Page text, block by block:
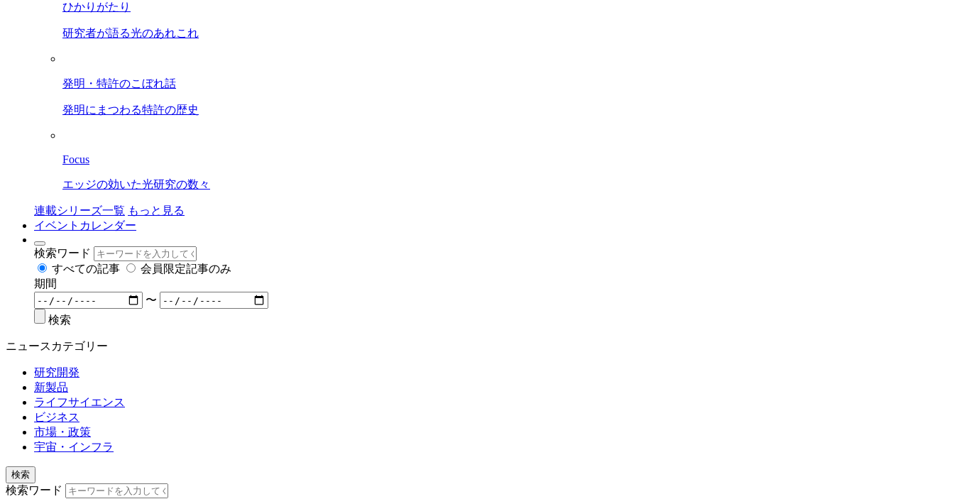
ひかりがたり
研究者が語る光のあれこれ
発明・特許のこぼれ話
発明にまつわる特許の歴史
Focus
エッジの効いた光研究の数々
連載シリーズ一覧 もっと見る
イベントカレンダー
検索ワード
すべての記事
会員限定記事のみ
期間
〜
検索
ニュースカテゴリー
研究開発
新製品
ライフサイエンス
ビジネス
市場・政策
宇宙・インフラ
検索
検索ワード